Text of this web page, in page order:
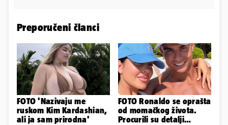
Preporučeni članci
FOTO 'Nazivaju me
ruskom Kim Kardashian,
ali ja sam prirodna'
FOTO Ronaldo se oprašta
od momačkog života.
Procurili su detalji